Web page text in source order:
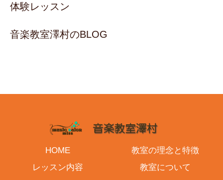
体験レッスン
音楽教室澤村のBLOG
HOME
教室の理念と特徴
レッスン内容
教室について